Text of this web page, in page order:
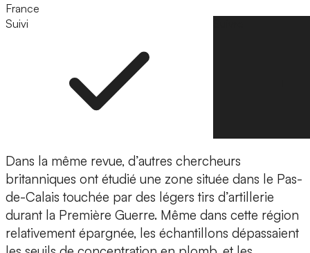
France
Suivi
Dans la même revue, d’autres chercheurs
britanniques ont étudié une zone située dans le Pas-
de-Calais touchée par des légers tirs d’artillerie
durant la Première Guerre. Même dans cette région
relativement épargnée, les échantillons dépassaient